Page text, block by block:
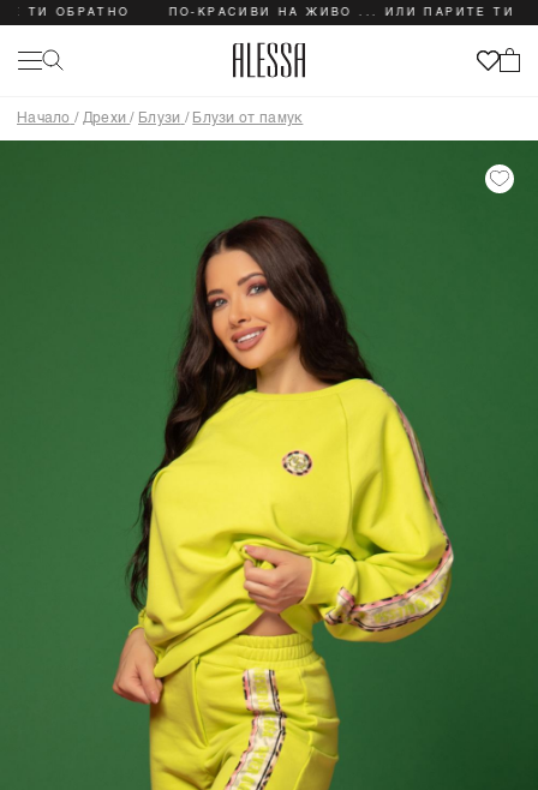
ОБРАТНО ПО-КРАСИВИ НА ЖИВО ... ИЛИ ПАРИТЕ ТИ
Начало / Дрехи / Блузи / Блузи от памук